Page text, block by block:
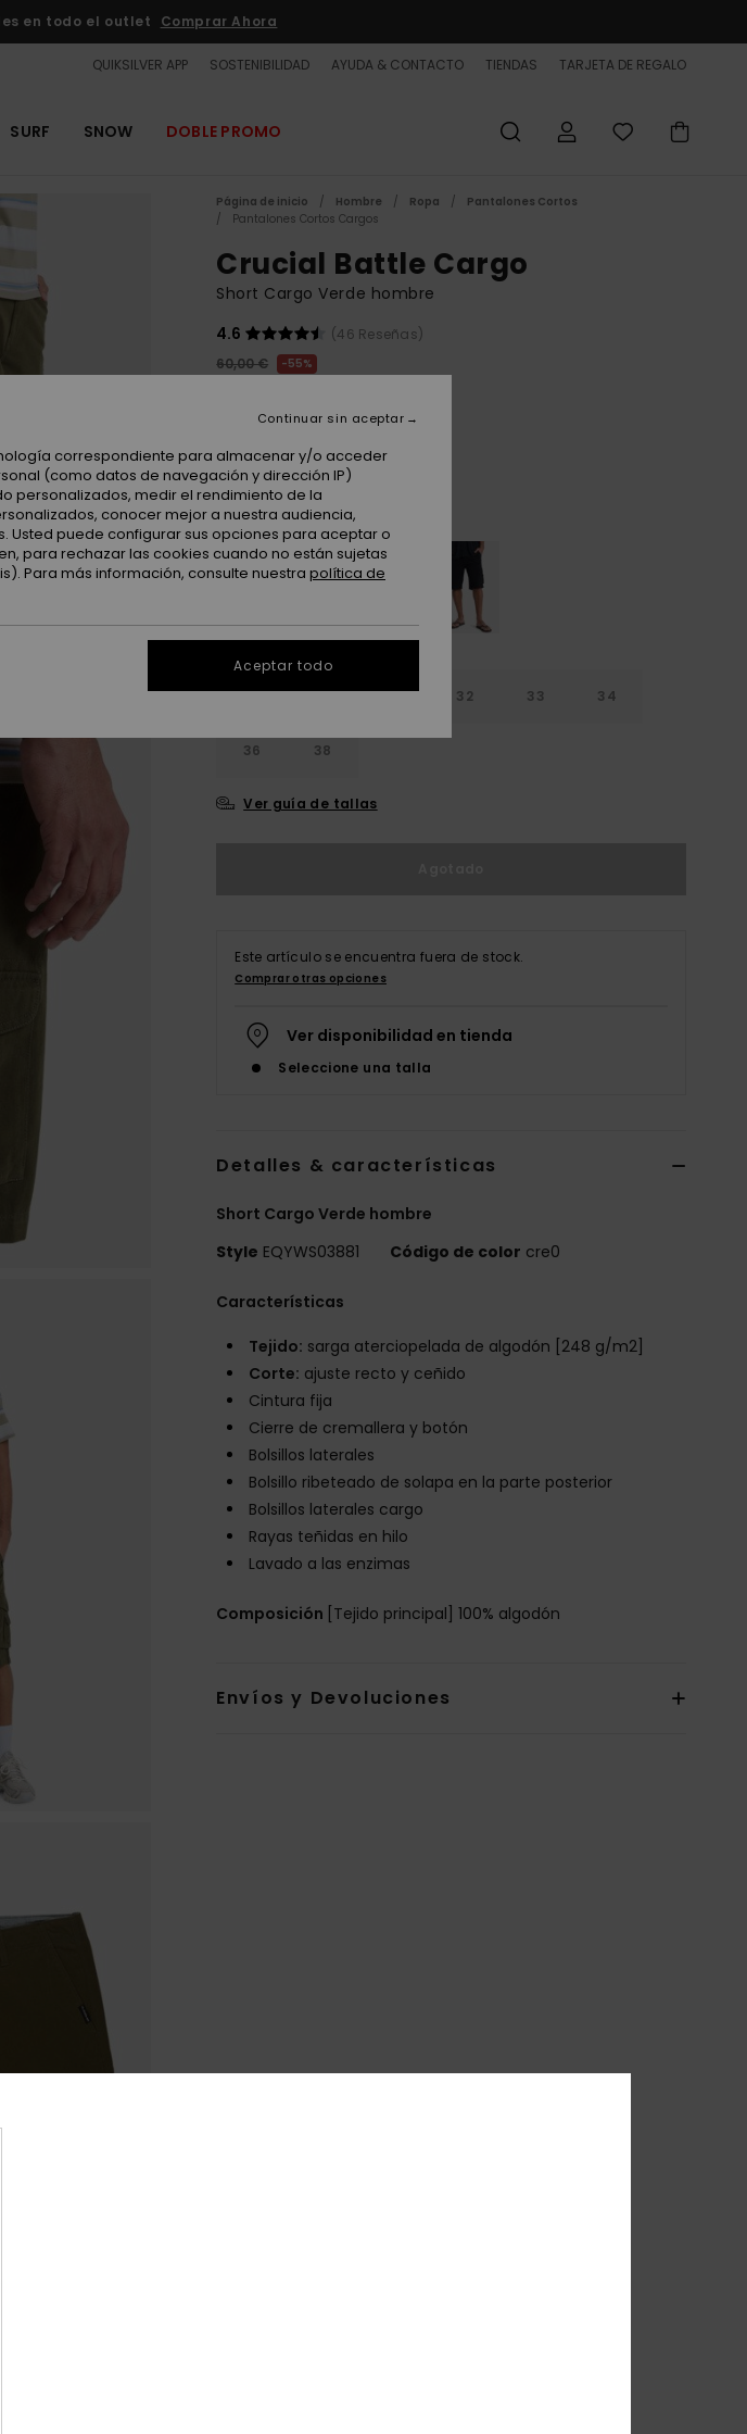
en todo el outlet Comprar Ahora
QUIKSILVER APP SOSTENIBILIDAD AYUDA & CONTACTO TIENDAS TARJETA DE REGALO
SURF SNOW DOBLE PROMO
Página de inicio Hombre Ropa
Pantalones Cortos
Pantalones Cortos Cargos
Crucial Battle Cargo
Short Cargo Verde hombre
4.6
(46 Reseñas)
60,00 €
55%
OUTLET
DOBLE PROMO -25% EXTRA
ColorGrape Leaf
28 30 31 32 33 34
36 38
Ver guía de tallas
Este artículo se encuentra fuera de stock.
Comprar otras opciones
Ver disponibilidad en tienda
Seleccione una talla
Detalles & características
Short Cargo Verde hombre
Style EQYWS03881 Código de color cre0
Características
Tejido: sarga aterciopelada de algodón [248 g/m2]
Corte: ajuste recto y ceñido
Cintura fija
Cierre de cremallera y botón
Bolsillos laterales
Bolsillo ribeteado de solapa en la parte posterior
Bolsillos laterales cargo
Rayas teñidas en hilo
Lavado a las enzimas
Composición [Tejido principal] 100% algodón
Envíos y Devoluciones
correspondiente para almacenar y/o acceder
(como datos de navegación y dirección IP)
personalizados, medir el rendimiento de la
conocer mejor a nuestra audiencia,
Usted puede configurar sus opciones para aceptar o
para rechazar las cookies cuando no están sujetas
Para más información, consulte nuestra política de
Continuar sin aceptar
Aceptar todo